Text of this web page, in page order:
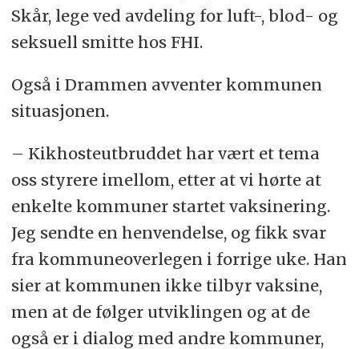
Skår, lege ved avdeling for luft-, blod- og
seksuell smitte hos FHI.
Også i Drammen avventer kommunen
situasjonen.
– Kikhosteutbruddet har vært et tema
oss styrere imellom, etter at vi hørte at
enkelte kommuner startet vaksinering.
Jeg sendte en henvendelse, og fikk svar
fra kommuneoverlegen i forrige uke. Han
sier at kommunen ikke tilbyr vaksine,
men at de følger utviklingen og at de
også er i dialog med andre kommuner,